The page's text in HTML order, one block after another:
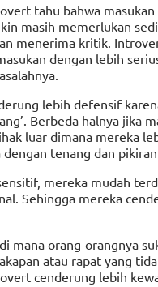
tahu bahwa masukan
masih memerlukan
menerima kritik.
dengan lebih
lebih defensif
Berbeda halnya jika
luar dimana mereka
tenang dan
mereka mudah
Sehingga mereka
mana orang-orangnya
atau rapat yang
cenderung lebih